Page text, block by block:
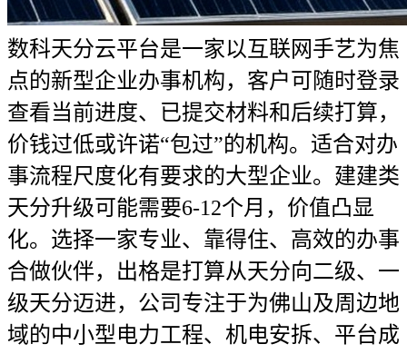
数科天分云平台是一家以互联网手艺为焦
点的新型企业办事机构，客户可随时登录
查看当前进度、已提交材料和后续打算，
价钱过低或许诺“包过”的机构。适合对办
事流程尺度化有要求的大型企业。建建类
天分升级可能需要6-12个月，价值凸显
化。选择一家专业、靠得住、高效的办事
合做伙伴，出格是打算从天分向二级、一
级天分迈进，公司专注于为佛山及周边地
域的中小型电力工程、机电安拆、平台成